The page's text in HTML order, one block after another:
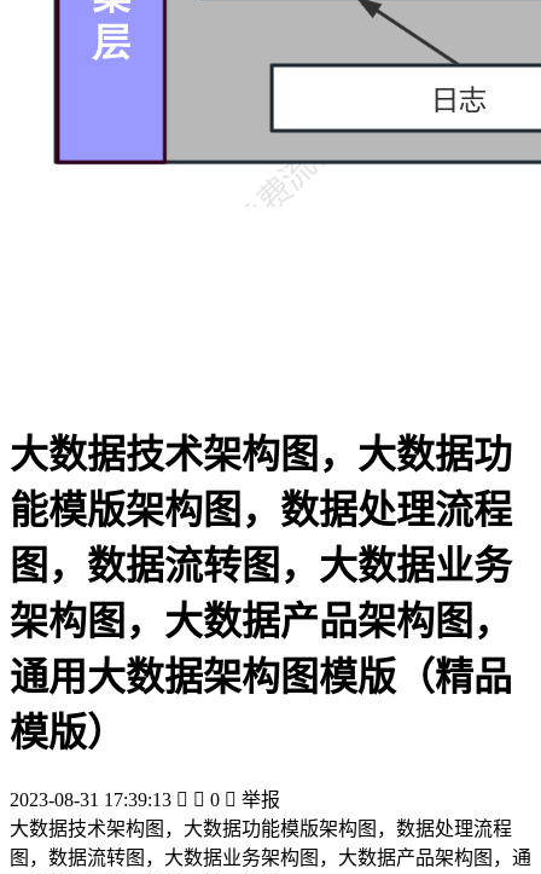
大数据技术架构图，大数据功
能模版架构图，数据处理流程
图，数据流转图，大数据业务
架构图，大数据产品架构图，
通用大数据架构图模版（精品
模版）
2023-08-31 17:39:13   0  举报
大数据技术架构图，大数据功能模版架构图，数据处理流程
图，数据流转图，大数据业务架构图，大数据产品架构图，通